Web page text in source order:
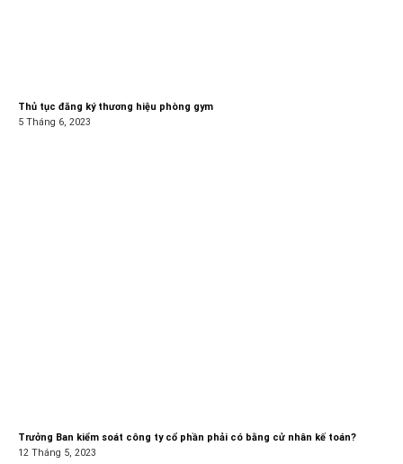
Thủ tục đăng ký thương hiệu phòng gym
5 Tháng 6, 2023
Trưởng Ban kiểm soát công ty cổ phần phải có bằng cử nhân kế toán?
12 Tháng 5, 2023